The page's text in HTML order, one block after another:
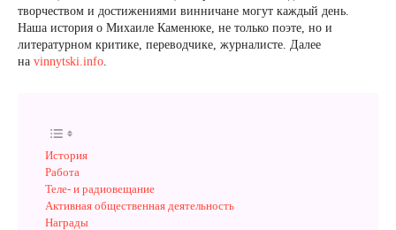
творчеством и достижениями винничане могут каждый день.
Наша история о Михаиле Каменюке, не только поэте, но и
литературном критике, переводчике, журналисте. Далее
на vinnytski.info.
История
Работа
Теле- и радиовещание
Активная общественная деятельность
Награды